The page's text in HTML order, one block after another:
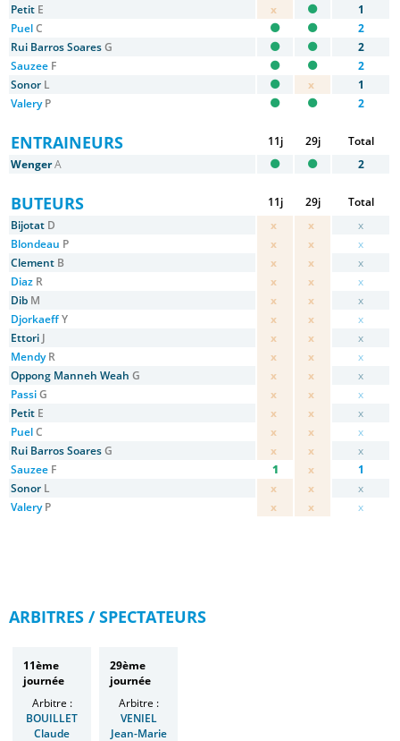
Petit E x
1
PuelC
2
Rui Barros SoaresG
2
Sauzee F
2
Sonor L x
1
Valery P 2
ENTRAINEURS 11j 29j
Total
WengerA 2
BUTEURS 11j 29j
Total
Bijotat D x x
x
Blondeau P x x
x
Clement B x x
x
Diaz R x x
x
Dib M x x
x
DjorkaeffY x x
x
Ettori J x x
x
Mendy R x x
x
Oppong Manneh Weah G x x
x
PassiG x x
x
Petit E x x
x
PuelC x x
x
Rui Barros SoaresG x x
x
Sauzee F 1 x
1
Sonor L x x
x
Valery P x x x
ARBITRES / SPECTATEURS
11ème
journée
Arbitre :
BOUILLET
Claude
29ème
journée
Arbitre :
VENIEL
Jean-Marie